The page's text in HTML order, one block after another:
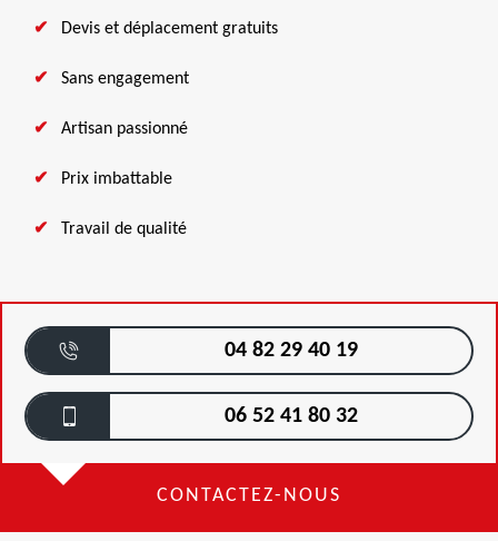
Devis et déplacement gratuits
Sans engagement
Artisan passionné
Prix imbattable
Travail de qualité
04 82 29 40 19
06 52 41 80 32
CONTACTEZ-NOUS